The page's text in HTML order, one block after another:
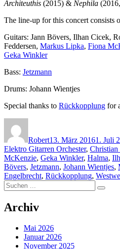
Architeuthis (2015) & Nephila
The line-up for this concert consists
Guitars: Jann Bövers, Ilhan Cicek,
Feddersen, Markus Lipka, Fiona
Geka Winkler
Bass: Jetzmann
Drums: Johann Wientjes
Special thanks to Rückkopplung for
Robert13. März 20161. Juli
Elektro Gitarren Orchester, Christian
McKenzie, Geka Winkler, Halma,
Bövers, Jetzmann, Johann Wientjes,
Engelbrecht, Rückkopplung,
Suchen
nach:
Suchen
Archiv
Mai 2026
Januar 2026
November 2025